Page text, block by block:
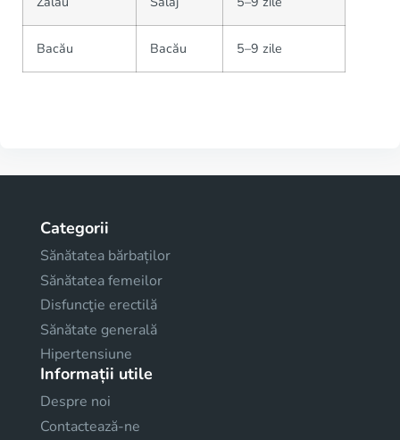
Bacău Bacău 5–9 zile
Categorii
Sănătatea bărbaților
Sănătatea femeilor
Disfuncţie erectilă
Sănătate generală
Hipertensiune
Informații utile
Despre noi
Contactează-ne